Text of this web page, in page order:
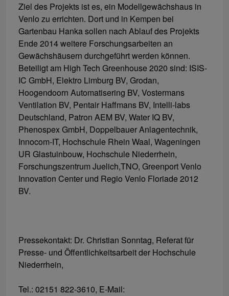
Ziel des Projekts ist es, ein Modellgewächshaus in
Venlo zu errichten. Dort und in Kempen bei
Gartenbau Hanka sollen nach Ablauf des Projekts
Ende 2014 weitere Forschungsarbeiten an
Gewächshäusern durchgeführt werden können.
Beteiligt am High Tech Greenhouse 2020 sind: ISIS-
IC GmbH, Elektro Limburg BV, Grodan,
Hoogendoorn Automatisering BV, Vostermans
Ventilation BV, Pentair Haffmans BV, Intelli-labs
Deutschland, Patron AEM BV, Water IQ BV,
Phenospex GmbH, Doppelbauer Anlagentechnik,
Innocom-IT, Hochschule Rhein Waal, Wageningen
UR Glastuinbouw, Hochschule Niederrhein,
Forschungszentrum Juelich,TNO, Greenport Venlo
Innovation Center und Regio Venlo Floriade 2012
BV.
Pressekontakt: Dr. Christian Sonntag, Referat für
Presse- und Öffentlichkeitsarbeit der Hochschule
Niederrhein,
Tel.: 02151 822-3610, E-Mail: